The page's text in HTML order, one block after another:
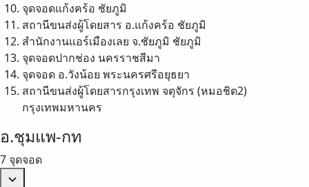
จุดจอดแก้งคร้อ ชัยภูมิ
สถานีขนส่งผู้โดยสาร อ.แก้งคร้อ ชัยภูมิ
สำนักงานแอร์เมืองเลย จ.ชัยภูมิ ชัยภูมิ
จุดจอดปากช่อง นครราชสีมา
จุดจอด อ.วังน้อย พระนครศรีอยุธยา
สถานีขนส่งผู้โดยสารกรุงเทพ จตุจักร (หมอชิต2)
กรุงเทพมหานคร
อ.ชุมแพ-กท
7 จุดจอด